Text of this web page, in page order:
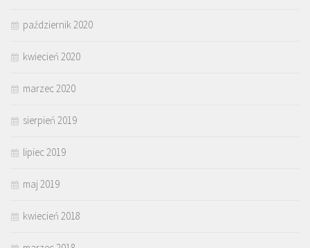
październik 2020
kwiecień 2020
marzec 2020
sierpień 2019
lipiec 2019
maj 2019
kwiecień 2018